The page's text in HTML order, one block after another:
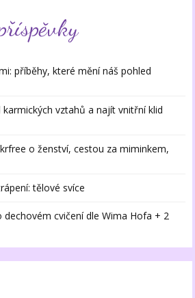
příběhy, které mění náš pohled
vztahů a najít vnitřní klid
o ženství, cestou za miminkem,
tělové svíce
cvičení dle Wima Hofa + 2